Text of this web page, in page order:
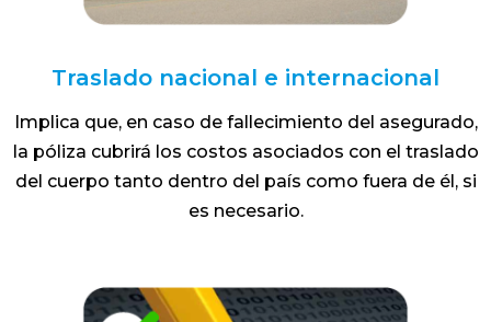
Traslado nacional e internacional
Implica que, en caso de fallecimiento del asegurado,
la póliza cubrirá los costos asociados con el traslado
del cuerpo tanto dentro del país como fuera de él, si
es necesario.